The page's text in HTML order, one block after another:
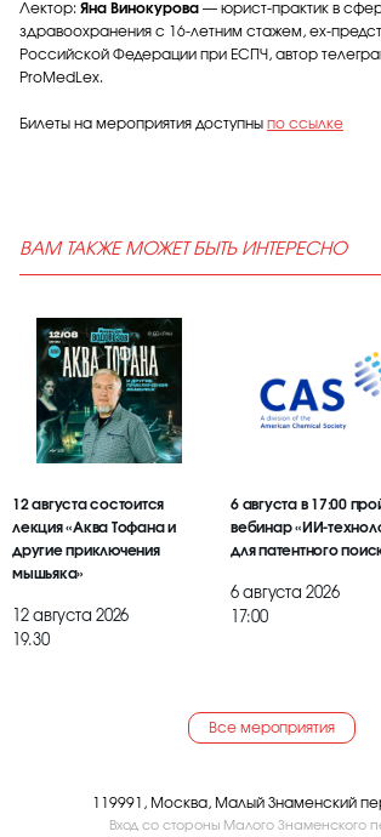
Лектор: Яна Винокурова — юрист-практик в
здравоохранения с 16-летним стажем, ex-
Российской Федерации при ЕСПЧ, автор
ProMedLex.
Билеты на мероприятия доступны по ссылке
ВАМ ТАКЖЕ МОЖЕТ БЫТЬ ИНТЕРЕСНО
12 августа состоится
лекция «Аква Тофана и
другие приключения
мышьяка»
12 августа 2026
19.30
6 августа в 17:00
вебинар «ИИ-
для патентного
6 августа 2026
17:00
Все мероприятия
119991, Москва, Малый Знаменский
Вход со стороны Малого Знаменского